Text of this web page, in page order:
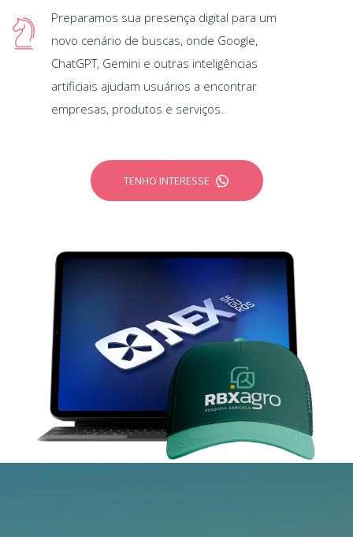
Preparamos sua presença digital para um
novo cenário de buscas, onde Google,
ChatGPT, Gemini e outras inteligências
artificiais ajudam usuários a encontrar
empresas, produtos e serviços.
TENHO INTERESSE